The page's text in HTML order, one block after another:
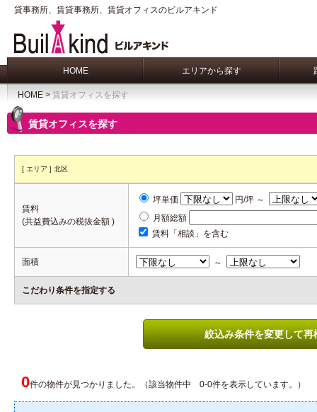
貸事務所、賃貸事務所、賃貸オフィスのビルアキンド
HOME エリアから探す
HOME > 賃貸オフィスを探す
賃貸オフィスを探す
[ エリア ] 北区
賃料
(共益費込みの税抜金額 )
坪単価
円/坪 ～
月額総額
賃料「相談」を含む
面積 ～
こだわり条件を指定する
絞込み条件を変更して再
0件の物件が見つかりました。（該当物件中 0-0件を表示しています。）